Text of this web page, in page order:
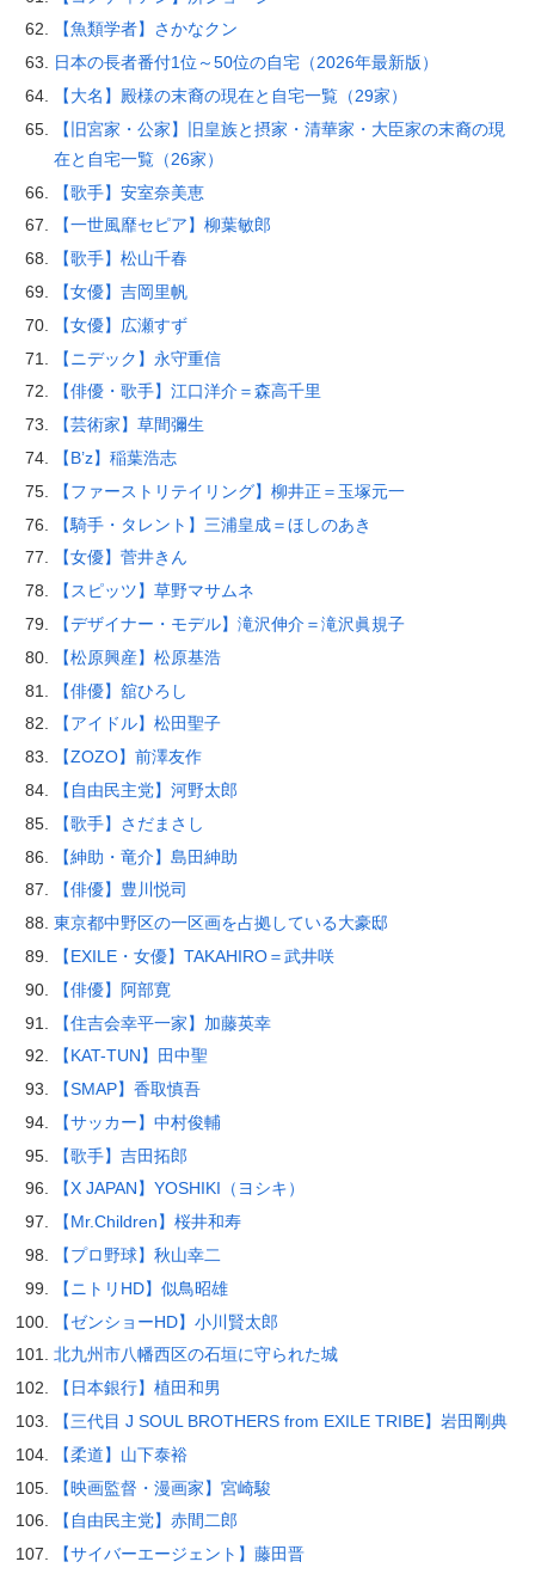
【魚類学者】さかなクン
日本の長者番付1位～50位の自宅（2026年最新版）
【大名】殿様の末裔の現在と自宅一覧（29家）
【旧宮家・公家】旧皇族と摂家・清華家・大臣家の末裔の現
在と自宅一覧（26家）
【歌手】安室奈美恵
【一世風靡セピア】柳葉敏郎
【歌手】松山千春
【女優】吉岡里帆
【女優】広瀬すず
【ニデック】永守重信
【俳優・歌手】江口洋介＝森高千里
【芸術家】草間彌生
【B’z】稲葉浩志
【ファーストリテイリング】柳井正＝玉塚元一
【騎手・タレント】三浦皇成＝ほしのあき
【女優】菅井きん
【スピッツ】草野マサムネ
【デザイナー・モデル】滝沢伸介＝滝沢眞規子
【松原興産】松原基浩
【俳優】舘ひろし
【アイドル】松田聖子
【ZOZO】前澤友作
【自由民主党】河野太郎
【歌手】さだまさし
【紳助・竜介】島田紳助
【俳優】豊川悦司
東京都中野区の一区画を占拠している大豪邸
【EXILE・女優】TAKAHIRO＝武井咲
【俳優】阿部寛
【住吉会幸平一家】加藤英幸
【KAT-TUN】田中聖
【SMAP】香取慎吾
【サッカー】中村俊輔
【歌手】吉田拓郎
【X JAPAN】YOSHIKI（ヨシキ）
【Mr.Children】桜井和寿
【プロ野球】秋山幸二
【ニトリHD】似鳥昭雄
【ゼンショーHD】小川賢太郎
北九州市八幡西区の石垣に守られた城
【日本銀行】植田和男
【三代目 J SOUL BROTHERS from EXILE TRIBE】岩田剛典
【柔道】山下泰裕
【映画監督・漫画家】宮崎駿
【自由民主党】赤間二郎
【サイバーエージェント】藤田晋